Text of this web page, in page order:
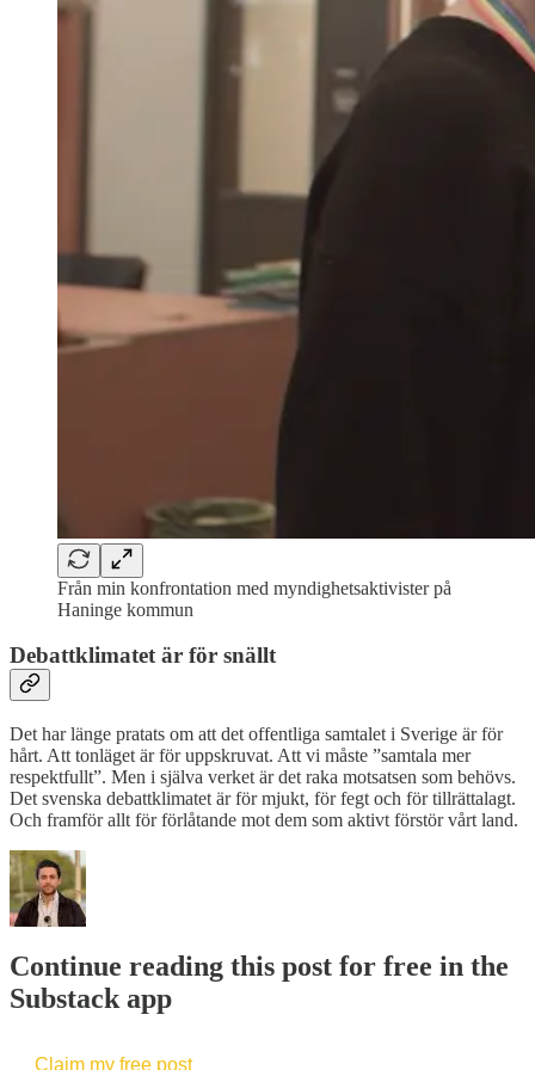
Från min konfrontation med myndighetsaktivister på
Haninge kommun
Debattklimatet är för snällt
Det har länge pratats om att det offentliga samtalet i Sverige är för
hårt. Att tonläget är för uppskruvat. Att vi måste ”samtala mer
respektfullt”. Men i själva verket är det raka motsatsen som behövs.
Det svenska debattklimatet är för mjukt, för fegt och för tillrättalagt.
Och framför allt för förlåtande mot dem som aktivt förstör vårt land.
Continue reading this post for free in the
Substack app
Claim my free post